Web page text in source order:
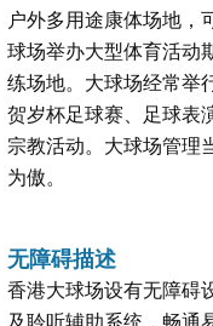
户外多用途康体场地，
球场举办大型体育活动
练场地。大球场经常举
贺岁杯足球赛、足球表
宗教活动。大球场管理
为傲。
无障碍描述
香港大球场设有无障碍
及聆听辅助系统，畅通